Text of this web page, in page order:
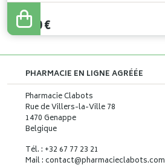
13,50€
PHARMACIE EN LIGNE AGRÉÉE
Pharmacie Clabots
Rue de Villers-la-Ville 78
1470 Genappe
Belgique
Tél. : +32 67 77 23 21
Mail : contact@pharmacieclabots.com